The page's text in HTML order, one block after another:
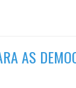
AS